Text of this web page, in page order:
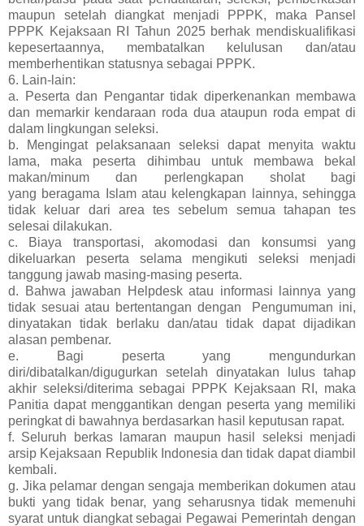
maupun setelah diangkat menjadi PPPK, maka Pansel
PPPK Kejaksaan RI Tahun 2025 berhak mendiskualifikasi
kepesertaannya, membatalkan kelulusan dan/atau
memberhentikan statusnya sebagai PPPK.
6. Lain-lain:
a. Peserta dan Pengantar tidak diperkenankan membawa
dan memarkir kendaraan roda dua ataupun roda empat di
dalam lingkungan seleksi.
b. Mengingat pelaksanaan seleksi dapat menyita waktu
lama, maka peserta dihimbau untuk membawa bekal
makan/minum dan perlengkapan sholat bagi
yang beragama Islam atau kelengkapan lainnya, sehingga
tidak keluar dari area tes sebelum semua tahapan tes
selesai dilakukan.
c. Biaya transportasi, akomodasi dan konsumsi yang
dikeluarkan peserta selama mengikuti seleksi menjadi
tanggung jawab masing-masing peserta.
d. Bahwa jawaban Helpdesk atau informasi lainnya yang
tidak sesuai atau bertentangan dengan Pengumuman ini,
dinyatakan tidak berlaku dan/atau tidak dapat dijadikan
alasan pembenar.
e. Bagi peserta yang mengundurkan
diri/dibatalkan/digugurkan setelah dinyatakan lulus tahap
akhir seleksi/diterima sebagai PPPK Kejaksaan RI, maka
Panitia dapat menggantikan dengan peserta yang memiliki
peringkat di bawahnya berdasarkan hasil keputusan rapat.
f. Seluruh berkas lamaran maupun hasil seleksi menjadi
arsip Kejaksaan Republik Indonesia dan tidak dapat diambil
kembali.
g. Jika pelamar dengan sengaja memberikan dokumen atau
bukti yang tidak benar, yang seharusnya tidak memenuhi
syarat untuk diangkat sebagai Pegawai Pemerintah dengan